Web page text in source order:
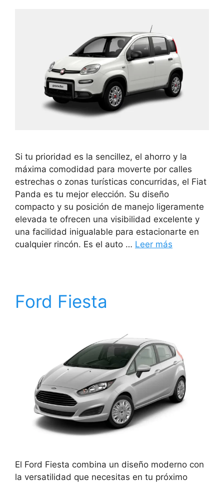
Si tu prioridad es la sencillez, el ahorro y la
máxima comodidad para moverte por calles
estrechas o zonas turísticas concurridas, el Fiat
Panda es tu mejor elección. Su diseño
compacto y su posición de manejo ligeramente
elevada te ofrecen una visibilidad excelente y
una facilidad inigualable para estacionarte en
cualquier rincón. Es el auto … Leer más
Ford Fiesta
El Ford Fiesta combina un diseño moderno con
la versatilidad que necesitas en tu próximo